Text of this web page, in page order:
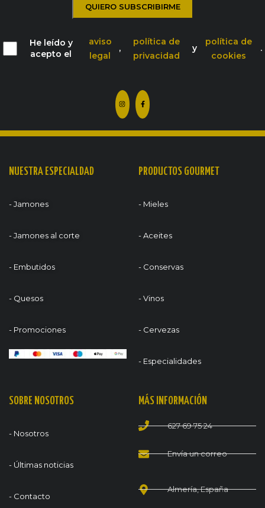
He leído y
acepto el
aviso
legal
,
política de
privacidad
y
política de
cookies
.
NUESTRA ESPECIALDAD
- Jamones
- Jamones al corte
- Embutidos
- Quesos
- Promociones
PRODUCTOS GOURMET
- Mieles
- Aceites
- Conservas
- Vinos
- Cervezas
- Especialidades
SOBRE NOSOTROS
- Nosotros
- Últimas noticias
- Contacto
MÁS INFORMACIÓN
627 69 75 24
Envía un correo
Almería, España